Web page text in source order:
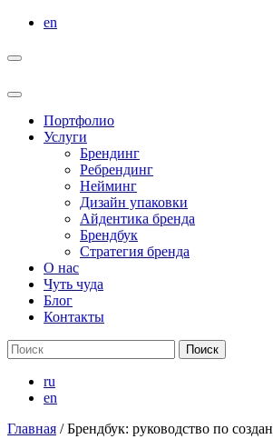
Перейти
содержимому
en
Портфолио
Услуги
Брендинг
Ребрендинг
Нейминг
Дизайн упаковки
Айдентика бренда
Брендбук
Стратегия бренда
О нас
Чуть чуда
Блог
Контакты
Результаты
поиска:
ru
en
Главная /Брендбук: руководство по